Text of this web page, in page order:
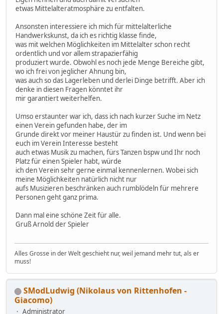
etwas Mittelalteratmosphäre zu entfalten.
Ansonsten interessiere ich mich für mittelalterliche
Handwerkskunst, da ich es richtig klasse finde,
was mit welchen Möglichkeiten im Mittelalter schon recht
ordentlich und vor allem strapazierfähig
produziert wurde. Obwohl es noch jede Menge Bereiche gibt,
wo ich frei von jeglicher Ahnung bin,
was auch so das Lagerleben und derlei Dinge betrifft. Aber ich
denke in diesen Fragen könntet ihr
mir garantiert weiterhelfen.
Umso erstaunter war ich, dass ich nach kurzer Suche im Netz
einen Verein gefunden habe, der im
Grunde direkt vor meiner Haustür zu finden ist. Und wenn bei
euch im Verein Interesse besteht
auch etwas Musik zu machen, fürs Tanzen bspw und Ihr noch
Platz für einen Spieler habt, würde
ich den Verein sehr gerne einmal kennenlernen. Wobei sich
meine Möglichkeiten natürlich nicht nur
aufs Musizieren beschränken auch rumblödeln für mehrere
Personen geht ganz prima.
Dann mal eine schöne Zeit für alle.
Gruß Arnold der Spieler
Alles Grosse in der Welt geschieht nur, weil jemand mehr tut, als er
muss!
SModLudwig (Nikolaus von Rittenhofen -
Giacomo)
Administrator